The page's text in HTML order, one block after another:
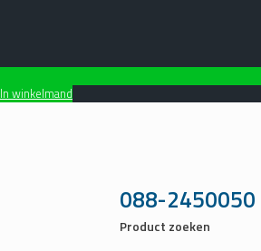
In winkelmand
088-2450050
Product zoeken